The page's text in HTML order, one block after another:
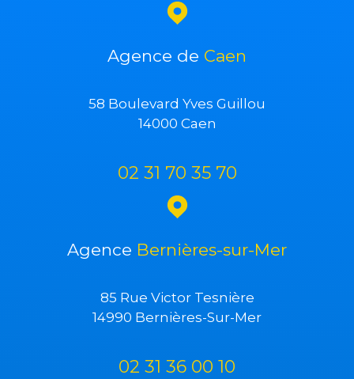
Agence de Caen
58 Boulevard Yves Guillou
14000 Caen
02 31 70 35 70
Agence Bernières-sur-Mer
85 Rue Victor Tesnière
14990 Bernières-Sur-Mer
02 31 36 00 10